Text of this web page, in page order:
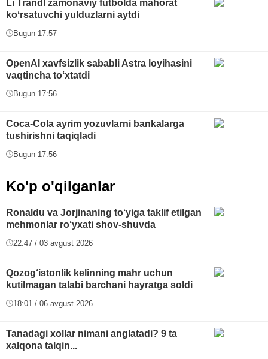
Li Trandl zamonaviy futbolda mahorat
koʻrsatuvchi yulduzlarni aytdi
Bugun 17:57
OpenAI xavfsizlik sababli Astra loyihasini
vaqtincha toʻxtatdi
Bugun 17:56
Coca-Cola ayrim yozuvlarni bankalarga
tushirishni taqiqladi
Bugun 17:56
Ko'p o'qilganlar
Ronaldu va Jorjinaning to‘yiga taklif etilgan
mehmonlar ro‘yxati shov-shuvda
22:47 / 03 avgust 2026
Qozog‘istonlik kelinning mahr uchun
kutilmagan talabi barchani hayratga soldi
18:01 / 06 avgust 2026
Tanadagi xollar nimani anglatadi? 9 ta
xalqona talqin...